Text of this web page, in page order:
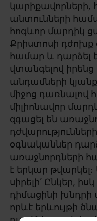
կարիքավորների,
անտունների
հոգևոր մարդիկ
Քրիստոսի
համար և դարձել
վտանգելով
անդամների
միջոց դառնալով
միլիոնավոր
զգացել են
օգնականներ
առաջնորդների
է երկար
սիրելի՛ Ընկեր,
դիմացինի
որևէ երևույթի